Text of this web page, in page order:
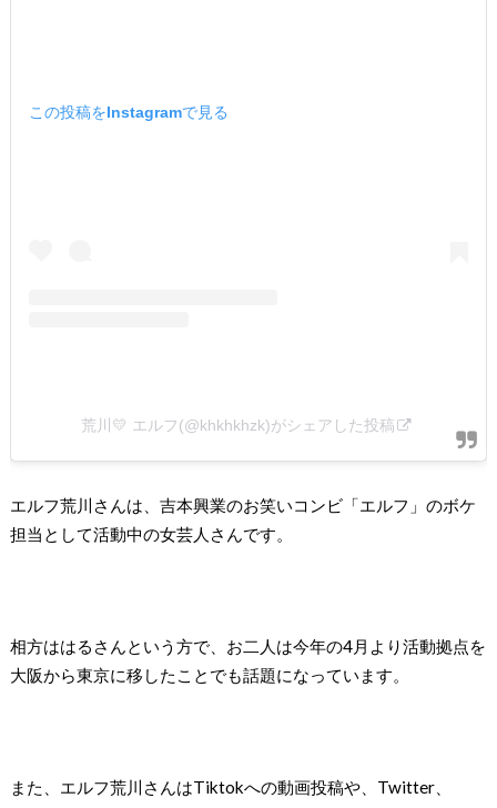
この投稿をInstagramで見る
荒川💛 エルフ(@khkhkhzk)がシェアした投稿
エルフ荒川さんは、吉本興業のお笑いコンビ「エルフ」のボケ
担当として活動中の女芸人さんです。
相方ははるさんという方で、お二人は今年の4月より活動拠点を
大阪から東京に移したことでも話題になっています。
また、エルフ荒川さんはTiktokへの動画投稿や、Twitter、